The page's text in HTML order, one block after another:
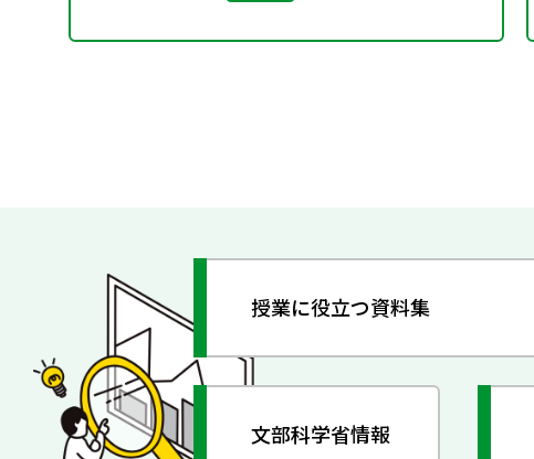
授業に役立つ資料集
文部科学省情報